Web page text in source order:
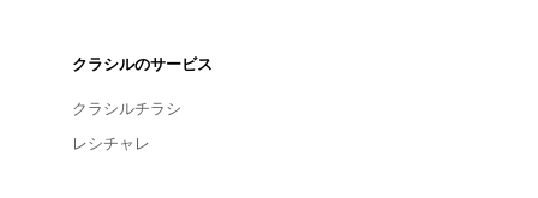
クラシルのサービス
クラシルチラシ
レシチャレ